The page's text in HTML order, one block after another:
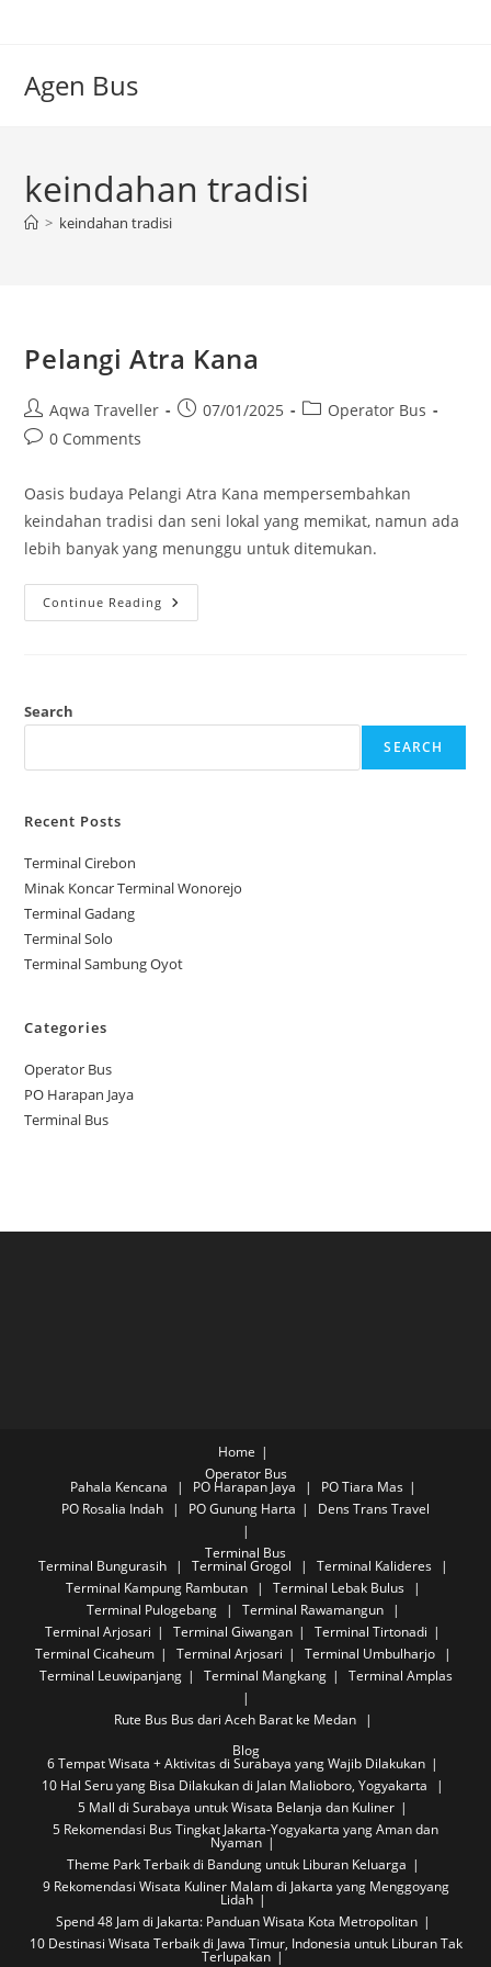
Agen Bus
keindahan tradisi
> keindahan tradisi
Pelangi Atra Kana
Post
author:
Aqwa Traveller
Post07/01/2025
PostOperator Bus
Post0 Comments
Oasis budaya Pelangi Atra Kana mempersembahkan
keindahan tradisi dan seni lokal yang memikat, namun ada
lebih banyak yang menunggu untuk ditemukan.
Continue Reading Pelangi
Atra
Search
SEARCH
Recent Posts
Terminal Cirebon
Minak Koncar Terminal Wonorejo
Terminal Gadang
Terminal Solo
Terminal Sambung Oyot
Categories
Operator Bus
PO Harapan Jaya
Terminal Bus
Home
Operator Bus
Pahala Kencana PO Harapan Jaya
PO Tiara Mas
PO Rosalia Indah
PO Gunung Harta Dens Trans Travel
Terminal Bus
Terminal Bungurasih Terminal Grogol
Terminal Kalideres
Terminal Kampung Rambutan
Terminal Lebak Bulus
Terminal Pulogebang
Terminal Rawamangun
Terminal Arjosari
Terminal Giwangan
Terminal Tirtonadi
Terminal Cicaheum
Terminal Arjosari
Terminal Umbulharjo
Terminal Leuwipanjang
Terminal Mangkang Terminal Amplas
Rute Bus Bus dari Aceh Barat ke Medan
Blog
6 Tempat Wisata + Aktivitas di Surabaya yang Wajib Dilakukan
10 Hal Seru yang Bisa Dilakukan di Jalan Malioboro, Yogyakarta
5 Mall di Surabaya untuk Wisata Belanja dan Kuliner
5 Rekomendasi Bus Tingkat Jakarta-Yogyakarta yang Aman dan
Nyaman
Theme Park Terbaik di Bandung untuk Liburan Keluarga
9 Rekomendasi Wisata Kuliner Malam di Jakarta yang Menggoyang
Lidah
Spend 48 Jam di Jakarta: Panduan Wisata Kota Metropolitan
10 Destinasi Wisata Terbaik di Jawa Timur, Indonesia untuk Liburan Tak
Terlupakan